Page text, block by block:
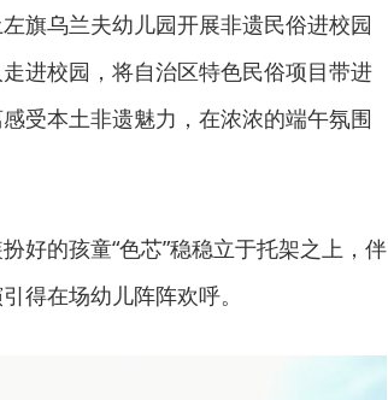
旗乌兰夫幼儿园开展非遗民俗进校园
进校园，将自治区特色民俗项目带进
受本土非遗魅力，在浓浓的端午氛围
好的孩童“色芯”稳稳立于托架之上，伴
得在场幼儿阵阵欢呼。